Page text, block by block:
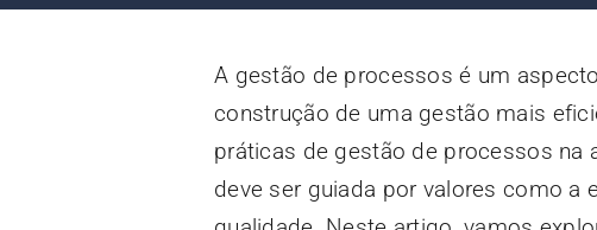
A gestão de processos é um
construção de uma gestão mais
práticas de gestão de processos na
deve ser guiada por valores como a